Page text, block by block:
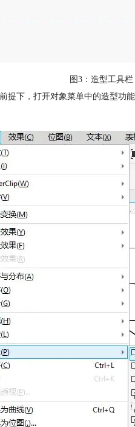
图3：造型工具栏
提下，打开对象菜单中的造型功